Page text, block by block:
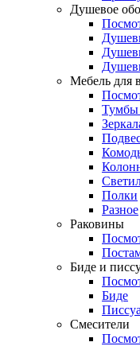
Душевое
Мебель для
Тумбы
Полки
Разное
Раковины
Биде и
Биде
Смесители